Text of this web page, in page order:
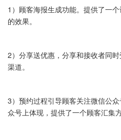
1）顾客海报生成功能。提供了一
的效果。
2）分享送优惠，分享和接收者同
渠道。
3）预约过程引导顾客关注微信公
众号上体现，提供了一个顾客汇集